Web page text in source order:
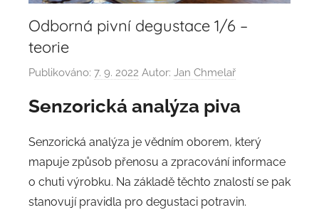
Odborná pivní degustace 1/6 –
teorie
Publikováno: 7. 9. 2022 Autor: Jan Chmelař
Senzorická analýza piva
Senzorická analýza je vědním oborem, který
mapuje způsob přenosu a zpracování informace
o chuti výrobku. Na základě těchto znalostí se pak
stanovují pravidla pro degustaci potravin.